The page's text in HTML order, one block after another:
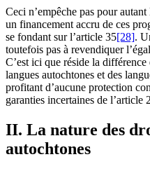
Ceci n’empêche pas pour
un financement accru de ces
se fondant sur l’article 35[28].
toutefois pas à revendiquer
C’est ici que réside la
langues autochtones et des
profitant d’aucune protection
garanties incertaines de l’article
II. La nature des
autochtones